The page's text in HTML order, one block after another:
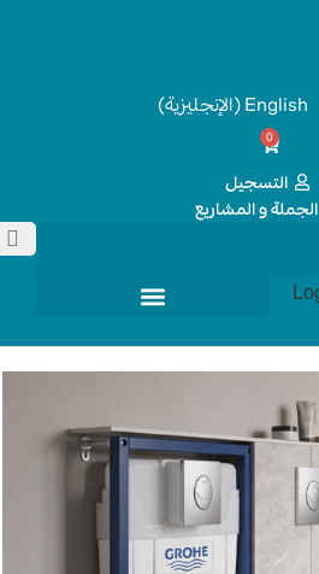
English
(الإنجليزية)
0
التسجيل
الجملة و المشاريع